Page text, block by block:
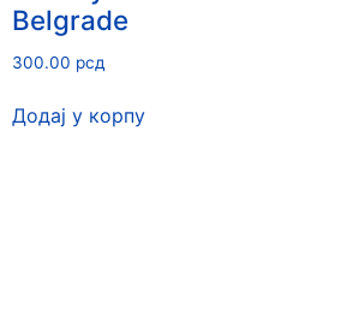
Belgrade
300.00 рсд
Додај у корпу